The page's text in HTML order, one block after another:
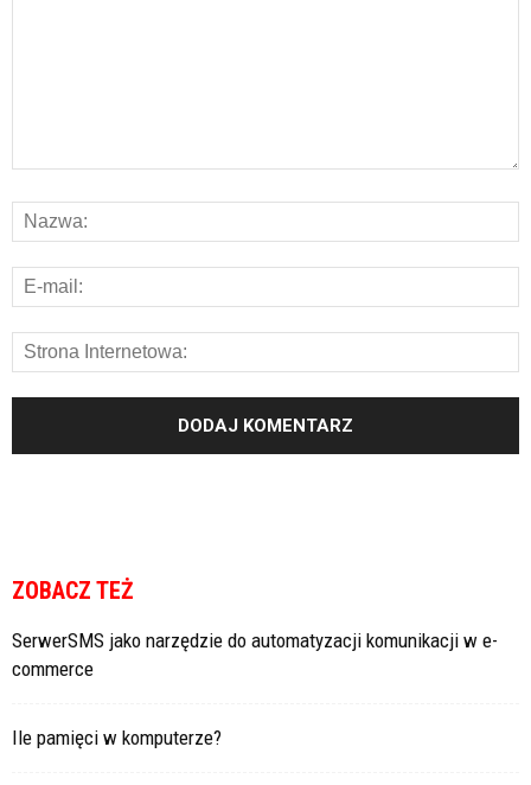
ZOBACZ TEŻ
SerwerSMS jako narzędzie do automatyzacji komunikacji w e-
commerce
Ile pamięci w komputerze?